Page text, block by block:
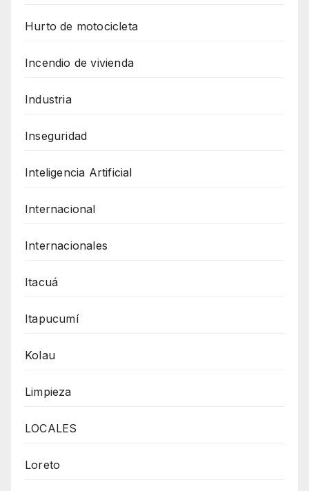
Hurto de motocicleta
Incendio de vivienda
Industria
Inseguridad
Inteligencia Artificial
Internacional
Internacionales
Itacuá
Itapucumí
Kolau
Limpieza
LOCALES
Loreto